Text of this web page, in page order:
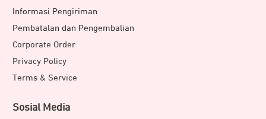
Informasi Pengiriman
Pembatalan dan Pengembalian
Corporate Order
Privacy Policy
Terms & Service
Sosial Media